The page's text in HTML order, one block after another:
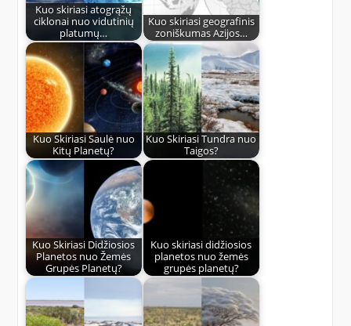
Kuo skiriasi atogrąžų
ciklonai nuo vidutinių
platumų…
Kuo skiriasi geografinis
zoniškumas Azijos…
Kuo Skiriasi Saulė nuo
Kitų Planetų?
Kuo Skiriasi Tundra nuo
Taigos?
Kuo Skiriasi Didžiosios
Planetos nuo Žemės
Grupės Planetų?
Kuo skiriasi didžiosios
planetos nuo žemės
grupės planetų?